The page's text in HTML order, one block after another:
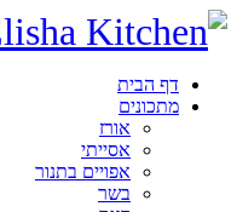
דף הבית
מתכונים
אורז
אסייתי
אפויים בתנור
בשר